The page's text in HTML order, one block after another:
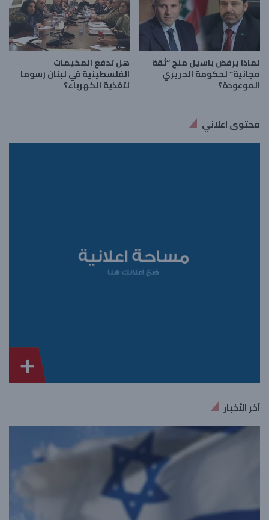
لماذا يرفض باسيل منح “ثقة
مجانية” لحكومة الحريري
الموعودة؟
هل تدفع المخيمات
الفلسطينية في لبنان رسوما
لتغذية الكهرباء؟
محتوى اعلاني
آخر الأخبار